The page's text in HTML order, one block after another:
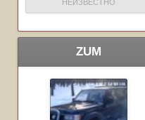
НЕИЗВЕСТНО
ZUM